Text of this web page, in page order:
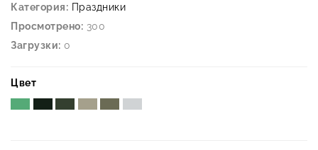
Категория: Праздники
Просмотрено: 300
Загрузки: 0
Цвет